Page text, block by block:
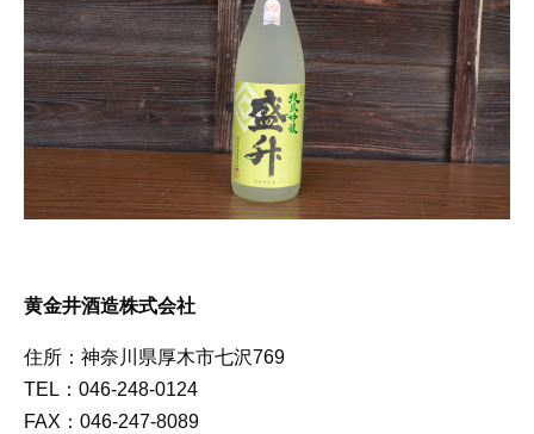
黄金井酒造株式会社
住所：神奈川県厚木市七沢769
TEL：046-248-0124
FAX：046-247-8089